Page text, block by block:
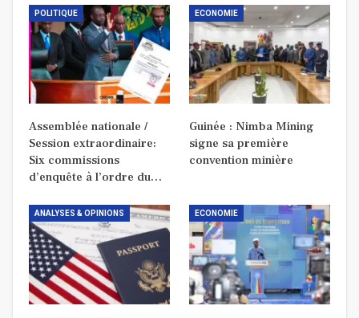
POLITIQUE
Assemblée nationale /
Session extraordinaire:
Six commissions
d’enquête à l’ordre du…
ECONOMIE
Guinée : Nimba Mining
signe sa première
convention minière
ANALYSES & OPINIONS ECONOMIE